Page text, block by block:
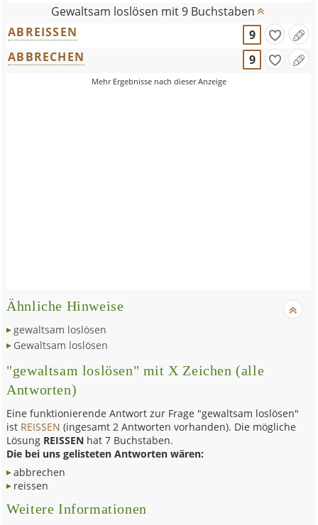
Gewaltsam loslösen mit 9 Buchstaben
ABREISSEN
9
ABBRECHEN
9
Ähnliche Hinweise
gewaltsam loslösen
Gewaltsam loslösen
"gewaltsam loslösen" mit X Zeichen (alle
Antworten)
Eine funktionierende Antwort zur Frage "gewaltsam loslösen"
ist REISSEN (ingesamt 2 Antworten vorhanden). Die mögliche
Lösung REISSEN hat 7 Buchstaben.
Die bei uns gelisteten Antworten wären:
abbrechen
reissen
Weitere Informationen